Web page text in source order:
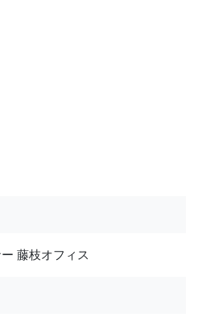
藤枝オフィス